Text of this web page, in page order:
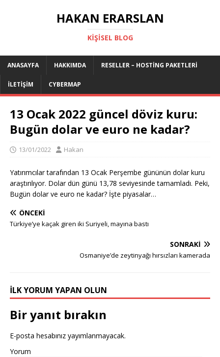
HAKAN ERARSLAN
KIŞISEL BLOG
ANASAYFA HAKKIMDA RESELLER – HOSTING PAKETLERI
İLETIŞIM CYBERMAP
13 Ocak 2022 güncel döviz kuru:
Bugün dolar ve euro ne kadar?
13/01/2022 Hakan
Yatırımcılar tarafından 13 Ocak Perşembe gününün dolar kuru
araştırılıyor. Dolar dün günü 13,78 seviyesinde tamamladı. Peki,
Bugün dolar ve euro ne kadar? İşte piyasalar…
ÖNCEKI
Türkiye’ye kaçak giren iki Suriyeli, mayına bastı
SONRAKI
Osmaniye’de zeytinyağı hırsızları kamerada
İLK YORUM YAPAN OLUN
Bir yanıt bırakın
E-posta hesabınız yayımlanmayacak.
Yorum